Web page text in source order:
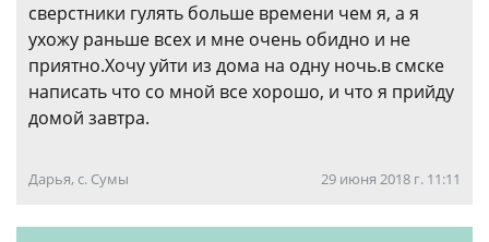
сверстники гулять больше времени чем я, а я
ухожу раньше всех и мне очень обидно и не
приятно.Хочу уйти из дома на одну ночь.в смске
написать что со мной все хорошо, и что я прийду
домой завтра.
Дарья, с. Сумы 29 июня 2018 г. 11:11